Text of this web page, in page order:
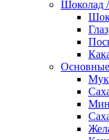
Шоколад /